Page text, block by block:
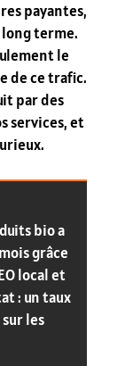
payantes,
long terme.
le
de ce trafic.
par des
services, et
bio a
grâce
local et
: un taux
les